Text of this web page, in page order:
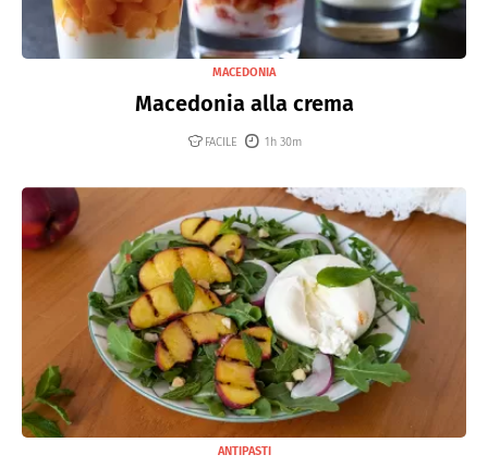
MACEDONIA
Macedonia alla crema
FACILE 1h 30m
ANTIPASTI